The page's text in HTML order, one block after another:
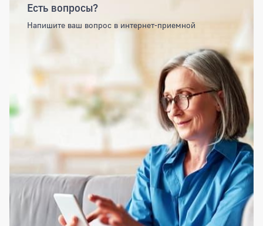
Есть вопросы?
Напишите ваш вопрос в интернет-приемной